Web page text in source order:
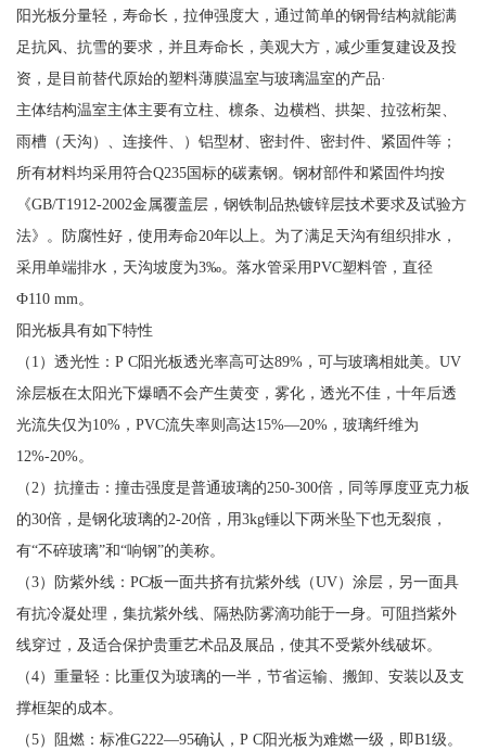
阳光板分量轻，寿命长，拉伸强度大，通过简单的钢骨结构就能满
足抗风、抗雪的要求，并且寿命长，美观大方，减少重复建设及投
资，是目前替代原始的塑料薄膜温室与玻璃温室的产品·
主体结构温室主体主要有立柱、檩条、边横档、拱架、拉弦桁架、
雨槽（天沟）、连接件、）铝型材、密封件、密封件、紧固件等；
所有材料均采用符合Q235国标的碳素钢。钢材部件和紧固件均按
《GB/T1912-2002金属覆盖层，钢铁制品热镀锌层技术要求及试验方
法》。防腐性好，使用寿命20年以上。为了满足天沟有组织排水，
采用单端排水，天沟坡度为3‰。落水管采用PVC塑料管，直径
Ф110 mm。
阳光板具有如下特性
（1）透光性：P C阳光板透光率高可达89%，可与玻璃相妣美。UV
涂层板在太阳光下爆晒不会产生黄变，雾化，透光不佳，十年后透
光流失仅为10%，PVC流失率则高达15%—20%，玻璃纤维为
12%-20%。
（2）抗撞击：撞击强度是普通玻璃的250-300倍，同等厚度亚克力板
的30倍，是钢化玻璃的2-20倍，用3kg锤以下两米坠下也无裂痕，
有“不碎玻璃”和“响钢”的美称。
（3）防紫外线：PC板一面共挤有抗紫外线（UV）涂层，另一面具
有抗冷凝处理，集抗紫外线、隔热防雾滴功能于一身。可阻挡紫外
线穿过，及适合保护贵重艺术品及展品，使其不受紫外线破坏。
（4）重量轻：比重仅为玻璃的一半，节省运输、搬卸、安装以及支
撑框架的成本。
（5）阻燃：标准G222—95确认，P C阳光板为难燃一级，即B1级。